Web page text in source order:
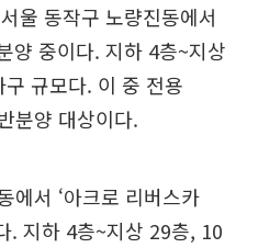
울 동작구 노량진동에서
양 중이다. 지하 4층~지상
규모다. 이 중 전용
분양 대상이다.
에서 ‘아크로 리버스카
. 지하 4층~지상 29층, 10